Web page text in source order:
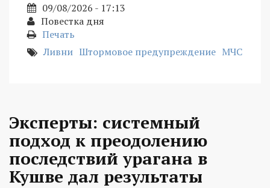
09/08/2026 - 17:13
Повестка дня
Печать
Ливни Штормовое предупреждение МЧС
Эксперты: системный
подход к преодолению
последствий урагана в
Кушве дал результаты